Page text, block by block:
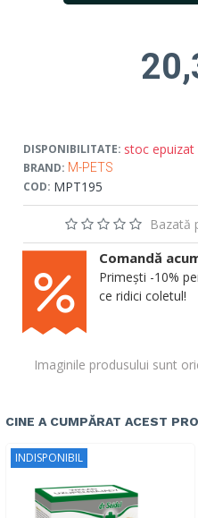
DISPONIBILITATE: stoc epuizat
BRAND: M-PETS
COD: MPT195
Bazată
Imaginile produsului sunt
Comandă
Primești -10%
ce ridici coletul!
CINE A CUMPĂRAT ACEST
INDISPONIBIL